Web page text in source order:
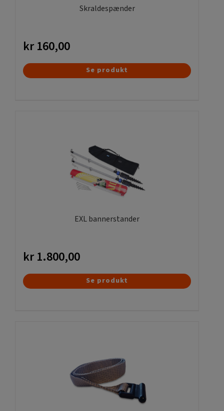
Skraldespænder
kr160,00
Se produkt
EXL bannerstander
kr1.800,00
Se produkt